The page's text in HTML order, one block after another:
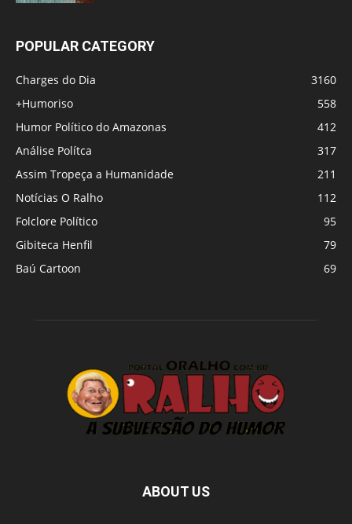
POPULAR CATEGORY
Charges do Dia
3160
+Humoriso
558
Humor Político do Amazonas
412
Análise Polítca
317
Assim Tropeça a Humanidade
211
Notícias O Ralho
112
Folclore Político
95
Gibiteca Henfil
79
Baú Cartoon
69
ABOUT US